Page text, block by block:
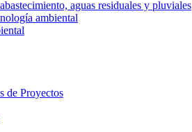
aguas residuales y pluviales
ambiental
de Proyectos